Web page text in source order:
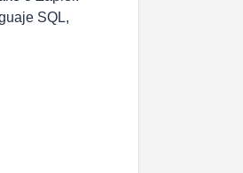
SQL,